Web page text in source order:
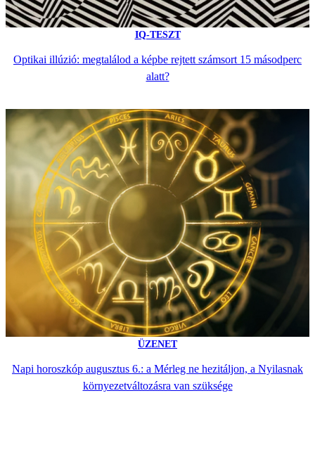
IQ-TESZT
Optikai illúzió: megtalálod a képbe rejtett számsort 15 másodperc
alatt?
ÜZENET
Napi horoszkóp augusztus 6.: a Mérleg ne hezitáljon, a Nyilasnak
környezetváltozásra van szüksége